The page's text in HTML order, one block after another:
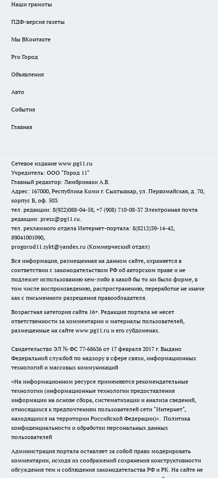
Наши грамоты
ПДФ-версия газеты
Мы ВКонтакте
Pro Город
Объявления
Авто
События
Главная
Сетевое издание www.pg11.ru
Учредитель: ООО "Город 11"
Главный редактор: Ламбринаки А.В.
Адрес: 167000, Республика Коми г. Сыктывкар, ул. Первомайская, д. 70,
корпус Б, оф. 503.
тел. редакции: 8(922)088-04-58, +7 (908) 710-08-37 Электронная почта
редакции: press@pg11.ru.
тел. рекламного отдела Интернет-портала: 8(8212)39-14-42,
89041001090,
progorod11.sykt@yandex.ru (Коммерческий отдел)
Вся информация, размещенная на данном сайте, охраняется в
соответствии с законодательством РФ об авторском праве и не
подлежит использованию кем-либо в какой бы то ни было форме, в
том числе воспроизведению, распространению, переработке не иначе
как с письменного разрешения правообладателя.
Возрастная категория сайта 16+. Редакция портала не несет
ответственности за комментарии и материалы пользователей,
размещенные на сайте www.pg11.ru и его субдоменах.
Свидетельство ЭЛ № ФС 77-68636 от 17 февраля 2017 г. Выдано
Федеральной службой по надзору в сфере связи, информационных
технологий и массовых коммуникаций
«На информационном ресурсе применяются рекомендательные
технологии (информационные технологии предоставления
информации на основе сбора, систематизации и анализа сведений,
относящихся к предпочтениям пользователей сети "Интернет",
находящихся на территории Российской Федерации)». Политика
конфиденциальности и обработки персональных данных
пользователей
Администрация портала оставляет за собой право модерировать
комментарии, исходя из соображений сохранения конструктивности
обсуждения тем и соблюдения законодательства РФ и РК. На сайте не